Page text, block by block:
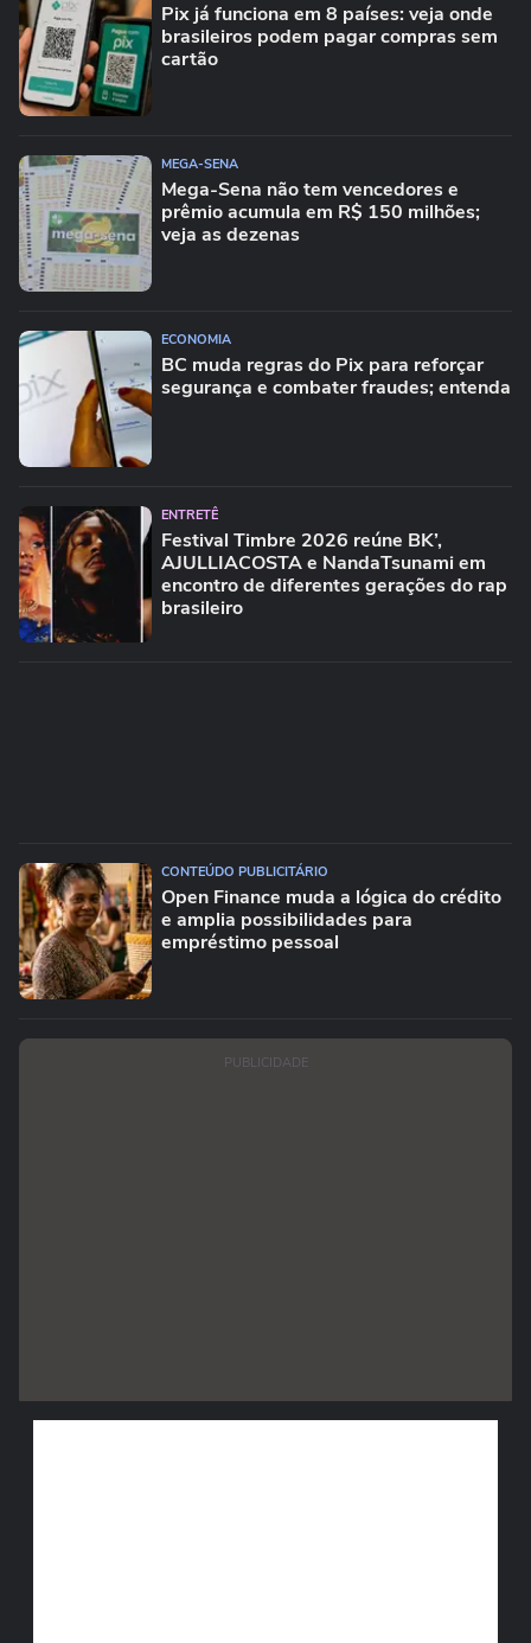
Pix já funciona em 8 países: veja onde
brasileiros podem pagar compras sem
cartão
MEGA-SENA
Mega-Sena não tem vencedores e
prêmio acumula em R$ 150 milhões;
veja as dezenas
ECONOMIA
BC muda regras do Pix para reforçar
segurança e combater fraudes; entenda
ENTRETÊ
Festival Timbre 2026 reúne BK’,
AJULLIACOSTA e NandaTsunami em
encontro de diferentes gerações do rap
brasileiro
CONTEÚDO PUBLICITÁRIO
Open Finance muda a lógica do crédito
e amplia possibilidades para
empréstimo pessoal
PUBLICIDADE